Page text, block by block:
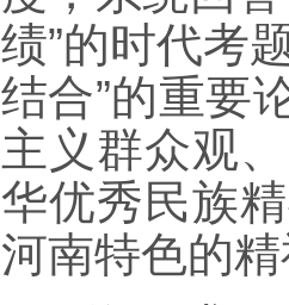
绩”的时代考
结合”的重要
主义群众观
华优秀民族
河南特色的